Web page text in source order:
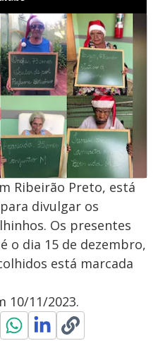
Ribeirão Preto, está
divulgar os
Os presentes
o dia 15 de dezembro,
está marcada
10/11/2023.